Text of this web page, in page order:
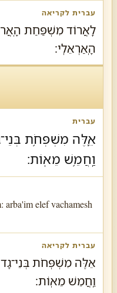
לַֽאֲרוֹד מִשְׁפַּחַת
הָֽאַרְאֵלִֽי׃
אֵ֛לֶּה מִשְׁפְּחֹ֥ת
וַֽחֲמֵ֥שׁ מֵאֽוֹת׃
arba'im elef vachamesh
אֵלֶּה מִשְׁפְּחֹת
וַֽחֲמֵשׁ מֵאֽוֹת׃